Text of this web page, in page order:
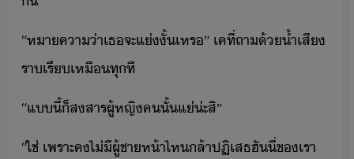
“​หาคา่า​เธ​จะ​แ่​ั้​เหร​”​ ​เค​ที่​ถา​้​้ำเสี​
ราเรี​เหื​ทุที
“​แี้​็​สสาร​ผู้หญิ​ค​ั้​แ่​่ะ​สิ​”
“​ใช่​ ​เพราะ​ค​ไ่ี​ผู้ชา​ห้า​ไห​ล้า​ปฏิเสธ​ฮั​ี่​ข​เรา​